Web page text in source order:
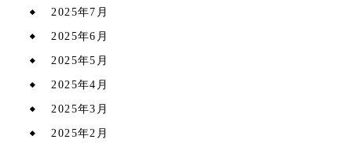
2025年7月
2025年6月
2025年5月
2025年4月
2025年3月
2025年2月